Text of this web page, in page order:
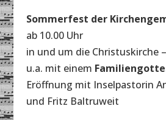
Sommerfest der
ab 10.00 Uhr
in und um die Christuskirche –
u.a. mit einem
Eröffnung mit Inselpastorin
und Fritz Baltruweit